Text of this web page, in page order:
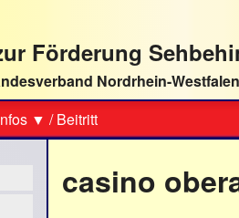
Förderung
Nordrhein-
▼ /Beitritt
casino